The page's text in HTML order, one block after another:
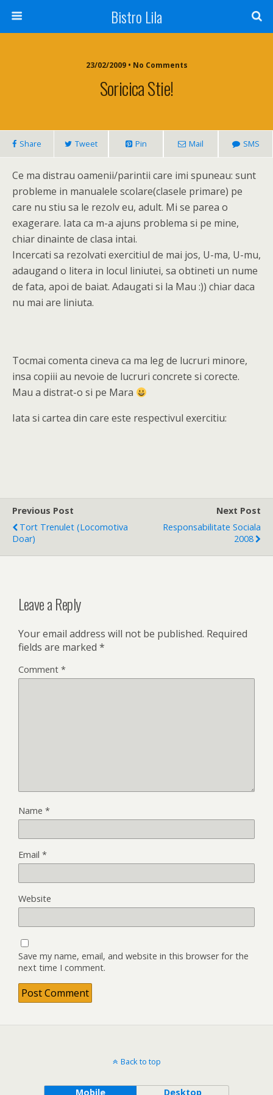
Bistro Lila
23/02/2009 • No Comments
Soricica Stie!
Share Tweet Pin Mail SMS
Ce ma distrau oamenii/parintii care imi spuneau: sunt
probleme in manualele scolare(clasele primare) pe
care nu stiu sa le rezolv eu, adult. Mi se parea o
exagerare. Iata ca m-a ajuns problema si pe mine,
chiar dinainte de clasa intai.
Incercati sa rezolvati exercitiul de mai jos, U-ma, U-mu,
adaugand o litera in locul liniutei, sa obtineti un nume
de fata, apoi de baiat. Adaugati si la Mau :)) chiar daca
nu mai are liniuta.
Tocmai comenta cineva ca ma leg de lucruri minore,
insa copiii au nevoie de lucruri concrete si corecte.
Mau a distrat-o si pe Mara
Iata si cartea din care este respectivul exercitiu:
Previous Post
Tort Trenulet (locomotiva
Doar)
Next Post
Responsabilitate Sociala
2008
Leave a Reply
Your email address will not be published. Required
fields are marked *
Comment *
Name *
Email *
Website
Save my name, email, and website in this browser for the
next time I comment.
Back to top
Mobile Desktop